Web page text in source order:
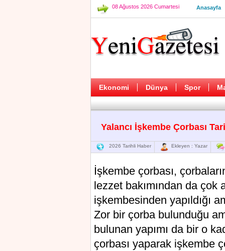
08 Ağustos 2026 Cumartesi Anasayfa
Ekonomi Dünya Spor
Yalancı İşkembe Çorbası
2026 Tarihli Haber Ekleyen : Yazar
İşkembe çorbası,
lezzet bakımından da çok
işkembesinden yapıldığı
Zor bir çorba bulunduğu
bulunan yapımı da bir o
çorbası yaparak işkembe